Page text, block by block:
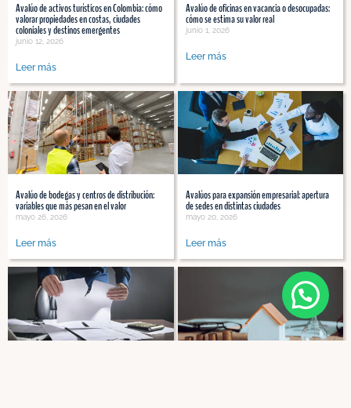
Avalúo de activos turísticos en Colombia: cómo
valorar propiedades en costas, ciudades
coloniales y destinos emergentes
junio 12, 2026
Leer más
Avalúo de oficinas en vacancia o desocupadas:
cómo se estima su valor real
junio 1, 2026
Leer más
Avalúo de bodegas y centros de distribución:
variables que más pesan en el valor
mayo 26, 2026
Leer más
Avalúos para expansión empresarial: apertura
de sedes en distintas ciudades
mayo 20, 2026
Leer más
Solicitud de Nuevo Servicio